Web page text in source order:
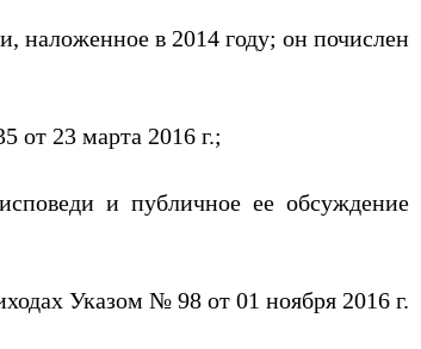
наложенное в 2014 году; он почислен
от 23 марта 2016 г.;
и публичное ее обсуждение
Указом № 98 от 01 ноября 2016 г.